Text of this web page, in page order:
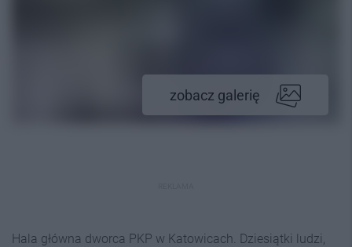
zobacz galerię
Hala główna dworca PKP w Katowicach. Dziesiątki ludzi,